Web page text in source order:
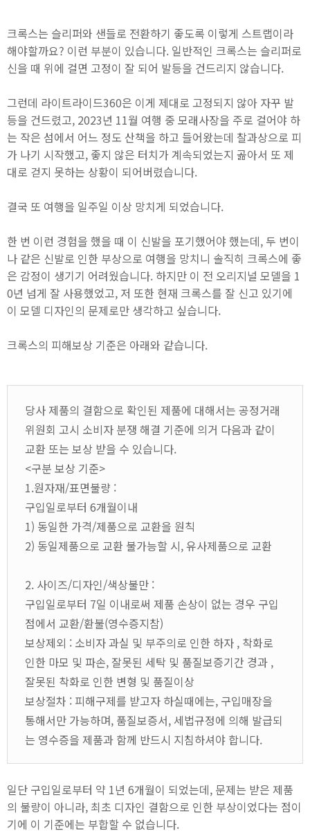
크록스는 슬리퍼와 샌들로 전환하기 좋도록 이렇게 스트랩이라
해야할까요? 이런 부분이 있습니다. 일반적인 크록스는 슬리퍼로
신을 때 위에 걸면 고정이 잘 되어 발등을 건드리지 않습니다.
그런데 라이트라이드360은 이게 제대로 고정되지 않아 자꾸 발
등을 건드렸고, 2023년 11월 여행 중 모래사장을 주로 걸어야 하
는 작은 섬에서 어느 정도 산책을 하고 들어왔는데 찰과상으로 피
가 나기 시작했고, 좋지 않은 터치가 계속되었는지 곪아서 또 제
대로 걷지 못하는 상황이 되어버렸습니다.
결국 또 여행을 일주일 이상 망치게 되었습니다.
한 번 이런 경험을 했을 때 이 신발을 포기했어야 했는데, 두 번이
나 같은 신발로 인한 부상으로 여행을 망치니 솔직히 크록스에 좋
은 감정이 생기기 어려웠습니다. 하지만 이 전 오리지널 모델을 1
0년 넘게 잘 사용했었고, 저 또한 현재 크록스를 잘 신고 있기에
이 모델 디자인의 문제로만 생각하고 싶습니다.
크록스의 피해보상 기준은 아래와 같습니다.
당사 제품의 결함으로 확인된 제품에 대해서는 공정거래
위원회 고시 소비자 분쟁 해결 기준에 의거 다음과 같이
교환 또는 보상 받을 수 있습니다.
<구분 보상 기준>
1.원자재/표면불량 :
구입일로부터 6개월이내
1) 동일한 가격/제품으로 교환을 원칙
2) 동일제품으로 교환 불가능할 시, 유사제품으로 교환
2. 사이즈/디자인/색상불만 :
구입일로부터 7일 이내로써 제품 손상이 없는 경우 구입
점에서 교환/환불(영수증지참)
보상제외 : 소비자 과실 및 부주의로 인한 하자 , 착화로
인한 마모 및 파손, 잘못된 세탁 및 품질보증기간 경과 ,
잘못된 착화로 인한 변형 및 품질이상
보상절차 : 피해구제를 받고자 하실때에는, 구입매장을
통해서만 가능하며, 품질보증서, 세법규정에 의해 발급되
는 영수증을 제품과 함께 반드시 지침하셔야 합니다.
일단 구입일로부터 약 1년 6개월이 되었는데, 문제는 받은 제품
의 불량이 아니라, 최초 디자인 결함으로 인한 부상이었다는 점이
기에 이 기준에는 부합할 수 없습니다.